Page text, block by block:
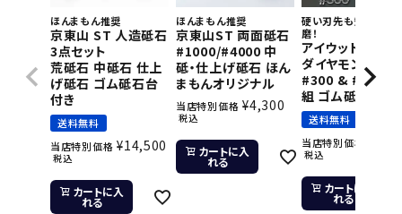
ほんまもん推奨
京東山 ST 人造砥石
3点セット
荒砥石 中砥石 仕上
げ砥石 ゴム砥石台
付き
送料無料
当店特別価格 ¥14,500
税込
カートに入
れる
ほんまもん推奨
京東山ST 両面砥石
#1000/#4000 中
砥・仕上げ砥石 ほん
まもんオリジナル
当店特別価格 ¥4,300
税込
カートに入
れる
硬い刃先も短時間で
磨！
アイウッド 片面
ダイヤモンド砥石
#300 & #800 2
組 ゴム砥石台付
送料無料
当店特別価格
税込
カートに入
れる